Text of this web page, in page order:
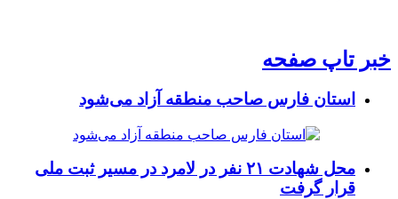
خبر تاپ صفحه
استان فارس صاحب منطقه آزاد می‌شود
محل شهادت ۲۱ نفر در لامرد در مسیر ثبت ملی
قرار گرفت